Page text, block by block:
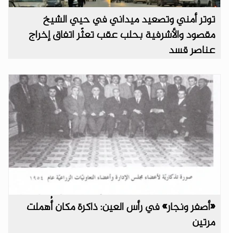
توتر أمني وتصعيد ميداني في حيي الشيخ
مقصود والأشرفية بحلب عقب تعثّر اتفاق إخراج
عناصر قسد
«أصفر ونجار» في رأس العين: ذاكرة مكان أُهملت
مرتين